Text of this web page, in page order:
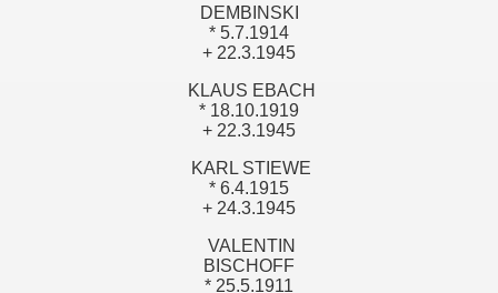
DEMBINSKI
* 5.7.1914
+ 22.3.1945
KLAUS EBACH
* 18.10.1919
+ 22.3.1945
KARL STIEWE
* 6.4.1915
+ 24.3.1945
VALENTIN
BISCHOFF
* 25.5.1911